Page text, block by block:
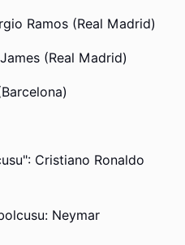
Ramos (Real Madrid)
(Real Madrid)
Cristiano Ronaldo
Neymar